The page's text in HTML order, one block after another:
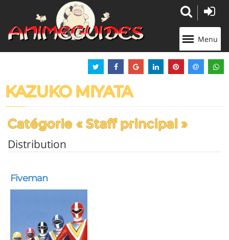
Menu
KAZUKO MIYATA
Catégorie « Staff principal »
Distribution
Fiveman
Panneau de gestion des cookies